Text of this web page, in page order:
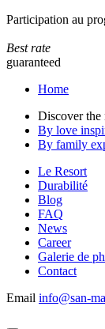
Participation au
Best rate
guaranteed
Home
Discover the
By love
By family
Le Resort
Durabilité
Blog
FAQ
News
Career
Galerie de
Contact
Email info@san-